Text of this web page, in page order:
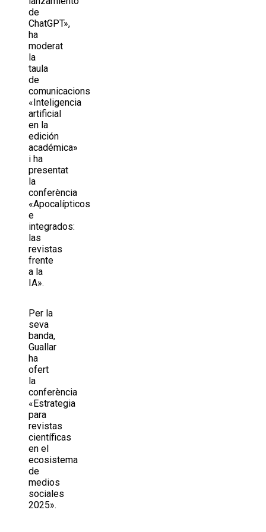
de
ChatGPT»,
ha
moderat
la
taula
de
comunicacions
«Inteligencia
artificial
en la
edición
académica»
i ha
presentat
la
conferència
«Apocalípticos
e
integrados:
las
revistas
frente
a la
IA».
Per la
seva
banda,
Guallar
ha
ofert
la
conferència
«Estrategia
para
revistas
científicas
en el
ecosistema
de
medios
sociales
2025».